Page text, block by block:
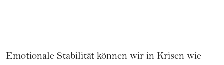
Emotionale Stabilität können wir in Krisen wie